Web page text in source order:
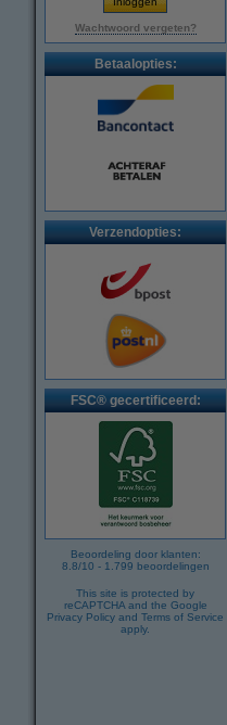
Wachtwoord vergeten?
Betaalopties:
Verzendopties:
FSC® gecertificeerd:
Beoordeling door klanten:
8.8/10 - 1.799 beoordelingen
This site is protected by
reCAPTCHA and the Google
Privacy Policy and Terms of Service
apply.